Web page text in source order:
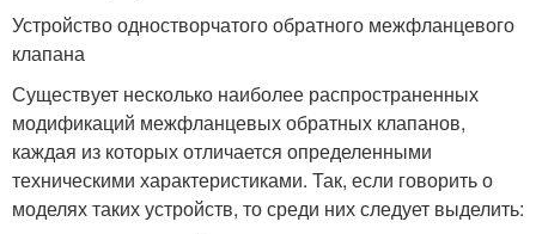
Устройство одностворчатого обратного межфланцевого
клапана
Существует несколько наиболее распространенных
модификаций межфланцевых обратных клапанов,
каждая из которых отличается определенными
техническими характеристиками. Так, если говорить о
моделях таких устройств, то среди них следует выделить: